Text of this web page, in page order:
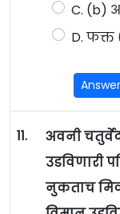
C. (b)
D. फक्त
Answer
11.
अवनी
उडविणारी
नुकताच